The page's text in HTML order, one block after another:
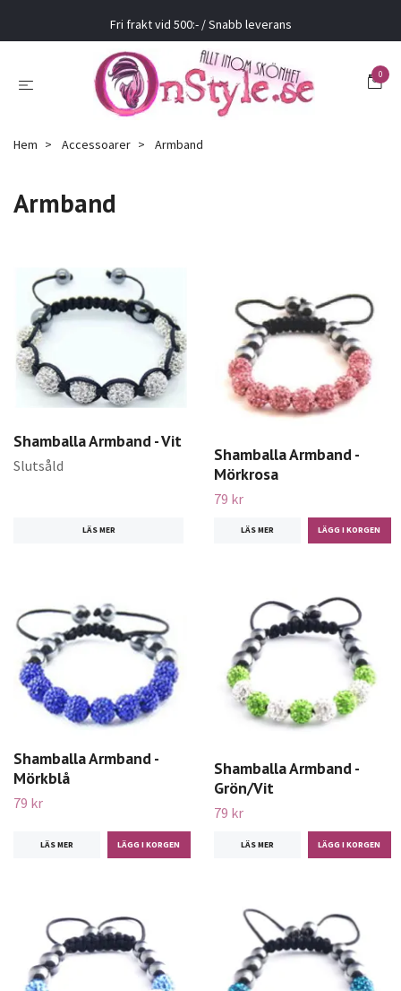
Fri frakt vid 500:- / Snabb leverans
0
Hem Accessoarer Armband
Armband
Shamballa Armband - Vit
Slutsåld
LÄS MER
Shamballa Armband -
Mörkrosa
79 kr
LÄS MER
Shamballa Armband -
Mörkblå
79 kr
LÄS MER
Shamballa Armband -
Grön/Vit
79 kr
LÄS MER